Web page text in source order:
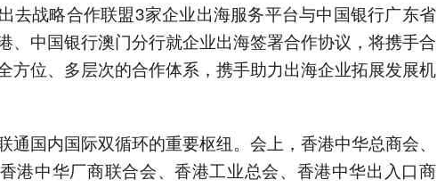
去战略合作联盟3家企业出海服务平台与中国银行广东省
、中国银行澳门分行就企业出海签署合作协议，将携手合
方位、多层次的合作体系，携手助力出海企业拓展发展机
通国内国际双循环的重要枢纽。会上，香港中华总商会、
港中华厂商联合会、香港工业总会、香港中华出入口商